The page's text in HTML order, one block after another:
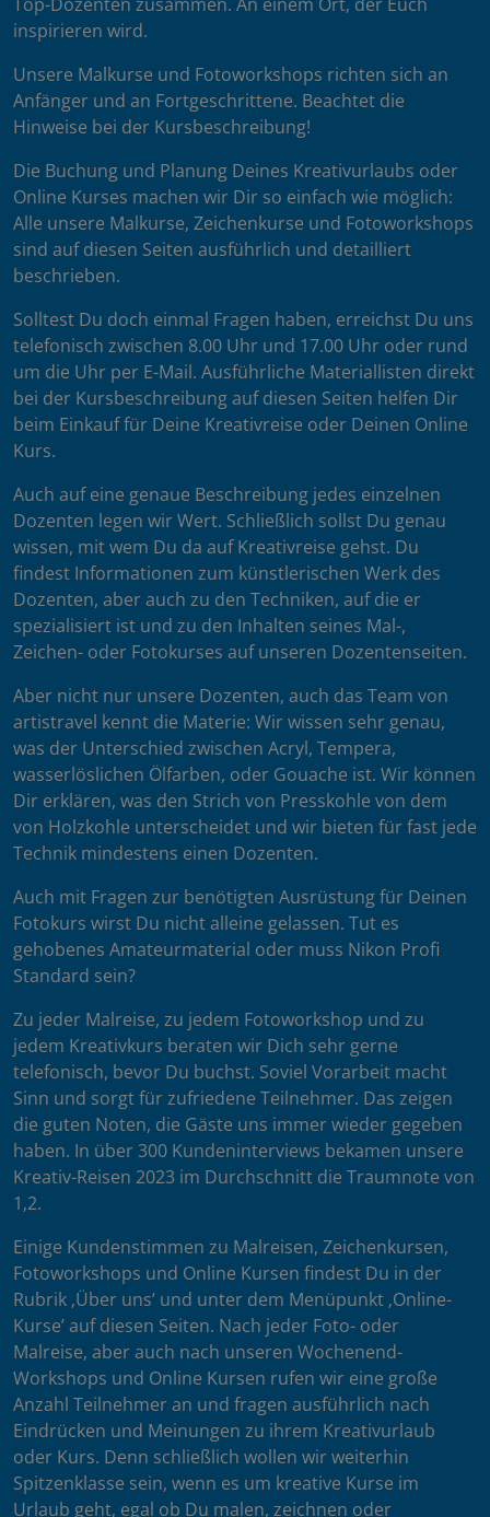
inspirieren wird.
Unsere Malkurse und Fotoworkshops richten sich an
Anfänger und an Fortgeschrittene. Beachtet die
Hinweise bei der Kursbeschreibung!
Die Buchung und Planung Deines Kreativurlaubs oder
Online Kurses machen wir Dir so einfach wie möglich:
Alle unsere Malkurse, Zeichenkurse und Fotoworkshops
sind auf diesen Seiten ausführlich und detailliert
beschrieben.
Solltest Du doch einmal Fragen haben, erreichst Du uns
telefonisch zwischen 8.00 Uhr und 17.00 Uhr oder rund
um die Uhr per E-Mail. Ausführliche Materiallisten direkt
bei der Kursbeschreibung auf diesen Seiten helfen Dir
beim Einkauf für Deine Kreativreise oder Deinen Online
Kurs.
Auch auf eine genaue Beschreibung jedes einzelnen
Dozenten legen wir Wert. Schließlich sollst Du genau
wissen, mit wem Du da auf Kreativreise gehst. Du
findest Informationen zum künstlerischen Werk des
Dozenten, aber auch zu den Techniken, auf die er
spezialisiert ist und zu den Inhalten seines Mal-,
Zeichen- oder Fotokurses auf unseren Dozentenseiten.
Aber nicht nur unsere Dozenten, auch das Team von
artistravel kennt die Materie: Wir wissen sehr genau,
was der Unterschied zwischen Acryl, Tempera,
wasserlöslichen Ölfarben, oder Gouache ist. Wir können
Dir erklären, was den Strich von Presskohle von dem
von Holzkohle unterscheidet und wir bieten für fast jede
Technik mindestens einen Dozenten.
Auch mit Fragen zur benötigten Ausrüstung für Deinen
Fotokurs wirst Du nicht alleine gelassen. Tut es
gehobenes Amateurmaterial oder muss Nikon Profi
Standard sein?
Zu jeder Malreise, zu jedem Fotoworkshop und zu
jedem Kreativkurs beraten wir Dich sehr gerne
telefonisch, bevor Du buchst. Soviel Vorarbeit macht
Sinn und sorgt für zufriedene Teilnehmer. Das zeigen
die guten Noten, die Gäste uns immer wieder gegeben
haben. In über 300 Kundeninterviews bekamen unsere
Kreativ-Reisen 2023 im Durchschnitt die Traumnote von
1,2.
Einige Kundenstimmen zu Malreisen, Zeichenkursen,
Fotoworkshops und Online Kursen findest Du in der
Rubrik ‚Über uns’ und unter dem Menüpunkt ‚Online-
Kurse’ auf diesen Seiten. Nach jeder Foto- oder
Malreise, aber auch nach unseren Wochenend-
Workshops und Online Kursen rufen wir eine große
Anzahl Teilnehmer an und fragen ausführlich nach
Eindrücken und Meinungen zu ihrem Kreativurlaub
oder Kurs. Denn schließlich wollen wir weiterhin
Spitzenklasse sein, wenn es um kreative Kurse im
Urlaub geht, egal ob Du malen, zeichnen oder